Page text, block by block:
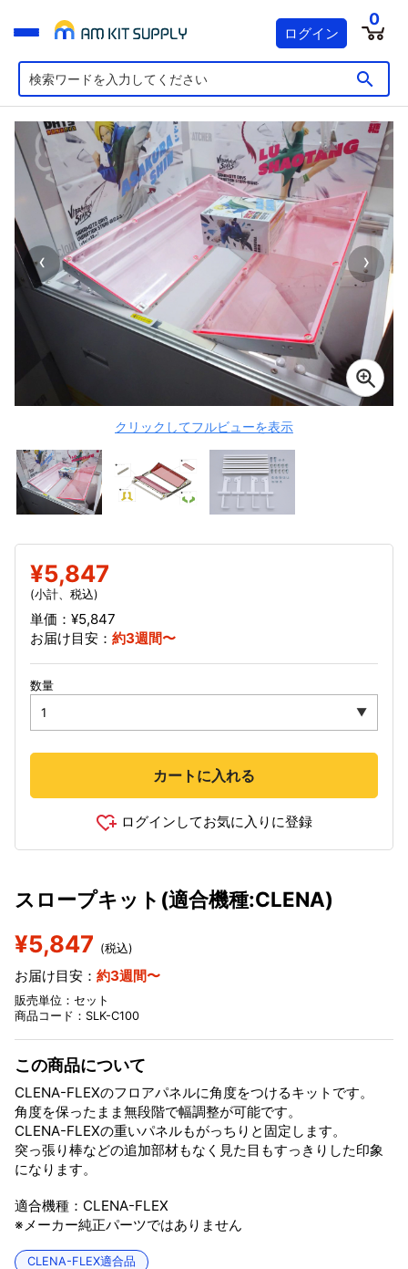
ログイン
0
‹ ›
クリックしてフルビューを表示
スロープキット(適合機種:CLENA)
¥5,847 (税込)
お届け目安： 約3週間〜
販売単位：セット
商品コード：SLK-C100
この商品について
CLENA-FLEXのフロアパネルに角度をつけるキットです。
角度を保ったまま無段階で幅調整が可能です。
CLENA-FLEXの重いパネルもがっちりと固定します。
突っ張り棒などの追加部材もなく見た目もすっきりした印象
になります。
適合機種：CLENA-FLEX
※メーカー純正パーツではありません
CLENA-FLEX適合品
¥5,847
(小計、税込)
単価：¥5,847
お届け目安： 約3週間〜
数量
カートに入れる
ログインしてお気に入りに登録